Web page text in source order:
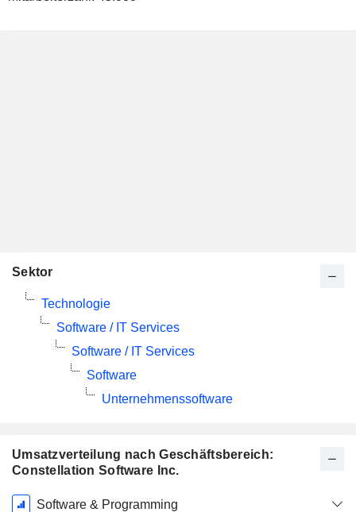
Umsatzverteilung nach Geschäftsbereich:
Constellation Software Inc.
Ende d.
Software & Programming
Sektor
Technologie
Software / IT Services
Software / IT Services
Software
Unternehmenssoftware